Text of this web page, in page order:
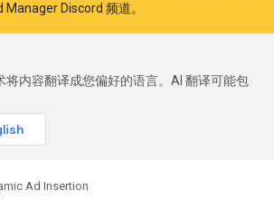
Discord 频道。
将内容翻译成您偏好的语言。AI 翻译可能包
Ad Insertion